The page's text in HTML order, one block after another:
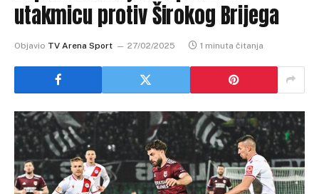
utakmicu protiv Širokog Brijega
Objavio TV Arena Sport 27/02/2025 1 minuta čitanja